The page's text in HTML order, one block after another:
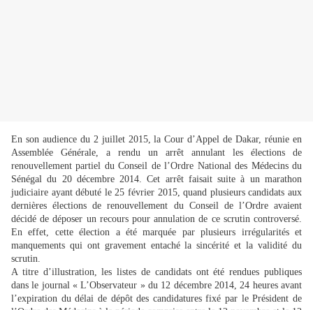
En son audience du 2 juillet 2015, la Cour d’Appel de Dakar, réunie en
Assemblée Générale, a rendu un arrêt annulant les élections de
renouvellement partiel du Conseil de l’Ordre National des Médecins du
Sénégal du 20 décembre 2014. Cet arrêt faisait suite à un marathon
judiciaire ayant débuté le 25 février 2015, quand plusieurs candidats aux
dernières élections de renouvellement du Conseil de l’Ordre avaient
décidé de déposer un recours pour annulation de ce scrutin controversé.
En effet, cette élection a été marquée par plusieurs irrégularités et
manquements qui ont gravement entaché la sincérité et la validité du
scrutin.
A titre d’illustration, les listes de candidats ont été rendues publiques
dans le journal « L’Observateur » du 12 décembre 2014, 24 heures avant
l’expiration du délai de dépôt des candidatures fixé par le Président de